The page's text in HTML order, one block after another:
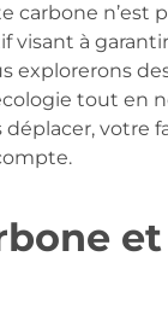
carbone n’est
visant à
explorerons
tout en
votre